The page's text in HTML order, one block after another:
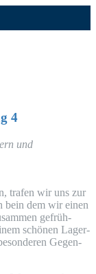
4
und
tra­fen wir uns zur
bein dem wir einen
gefrüh­
schö­nen Lager­
Gegen­